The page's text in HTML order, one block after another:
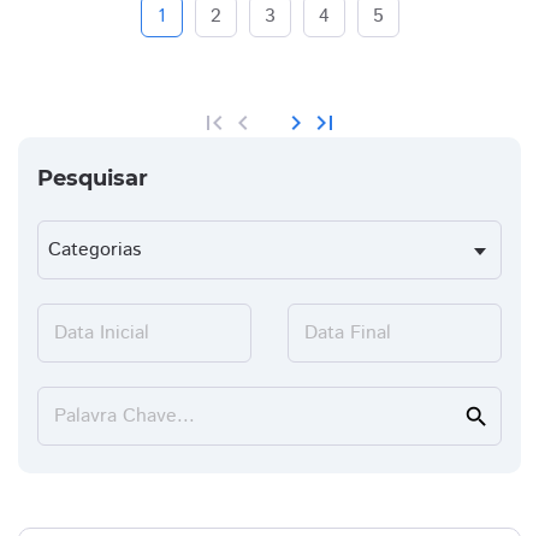
first_page chevron_left
1 2 3 4 5
chevron_right last_page
Pesquisar
Data Inicial Data Final
Palavra Chave... search